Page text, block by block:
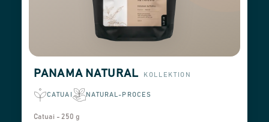
PANAMA NATURAL KOLLEKTION
CATUAI NATURAL-PROCES
Catuai - 250 g